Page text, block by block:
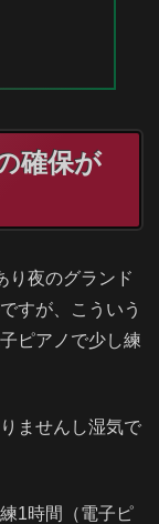
確保が
り夜のグランド
すが、こういう
ピアノで少し練
ませんし湿気で
1時間（電子ピ